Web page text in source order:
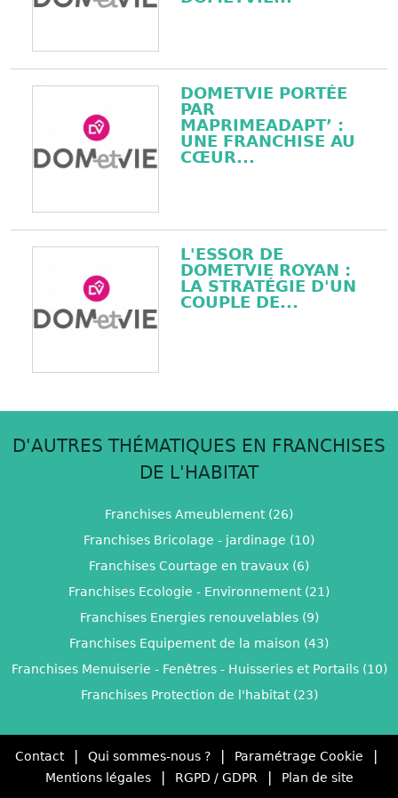
DOMETVIE PORTÉE
PAR
MAPRIMEADAPT’ :
UNE FRANCHISE AU
CŒUR...
L'ESSOR DE
DOMETVIE ROYAN :
LA STRATÉGIE D'UN
COUPLE DE...
D'AUTRES THÉMATIQUES EN FRANCHISES
DE L'HABITAT
Franchises Ameublement (26)
Franchises Bricolage - jardinage (10)
Franchises Courtage en travaux (6)
Franchises Ecologie - Environnement (21)
Franchises Energies renouvelables (9)
Franchises Equipement de la maison (43)
Franchises Menuiserie - Fenêtres - Huisseries et Portails (10)
Franchises Protection de l'habitat (23)
Contact Qui sommes-nous ? Paramétrage Cookie
Mentions légales RGPD / GDPR Plan de site